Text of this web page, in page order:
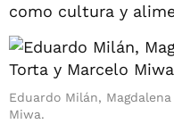
como cultura y
Eduardo Milán,
Miwa.